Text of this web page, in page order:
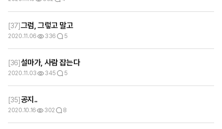
[37]그럼, 그렇고 말고
2020.11.06 336 5
[36]설마가, 사람 잡는다
2020.11.03 345 5
[35] 공지..
2020.10.16 302 8